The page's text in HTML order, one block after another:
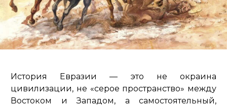
История Евразии — это не окраина
цивилизации, не «серое пространство» между
Востоком и Западом, а самостоятельный,